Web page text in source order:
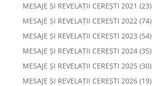
MESAJE ȘI REVELAȚII CEREȘTI 2021 (23)
MESAJE ȘI REVELAȚII CERESTI 2022(74)
MESAJE ȘI REVELAȚII CEREȘTI 2023 (54)
MESAJE ȘI REVELAȚII CEREȘTI 2024(35)
MESAJE ȘI REVELAȚII CEREȘTI 2025(30)
MESAJE ȘI REVELAȚII CEREȘTI 2026(19)